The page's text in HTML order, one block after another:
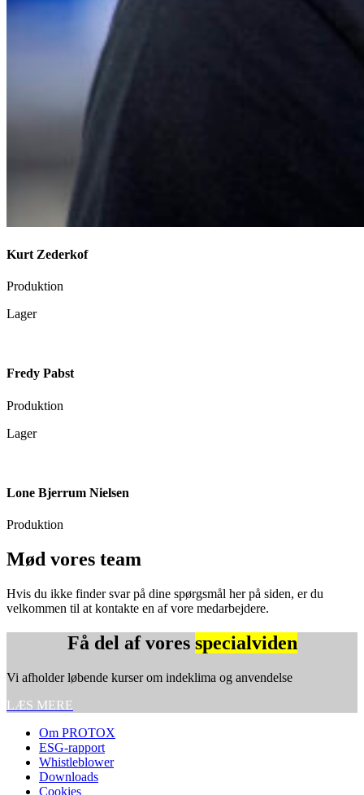
Kurt Zederkof
Produktion
Lager
Fredy Pabst
Produktion
Lager
Lone Bjerrum Nielsen
Produktion
Mød vores team
Hvis du ikke finder svar på dine spørgsmål her på siden, er du
velkommen til at kontakte en af vore medarbejdere.
Få del af vores specialviden
Vi afholder løbende kurser om indeklima og anvendelse
LÆS MERE
Om PROTOX
ESG-rapport
Whistleblower
Downloads
Cookies